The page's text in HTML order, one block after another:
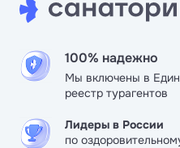
100% надежно
Мы включены в
реестр турагентов
Лидеры в России
по